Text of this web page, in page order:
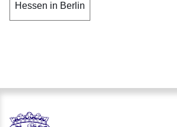
Hessen in Berlin